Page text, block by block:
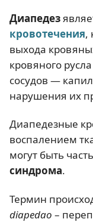
Диапедез
кровотечения,
выхода
кровяного
сосудов —
нарушения их
Диапедезные
воспалением
могут быть
синдрома.
Термин
diаpedao –